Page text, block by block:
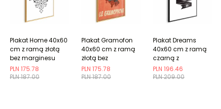
PLN 187.00
PLN 175.78
Plakat Home 40x60
cm z ramą złotą
bez marginesu
PLN 187.00
PLN 175.78
Plakat Gramofon
40x60 cm z ramą
złotą bez
marginesu
PLN 209.00
PLN 196.46
Plakat Dreams
40x60 cm z ramą
czarną z
marginesem